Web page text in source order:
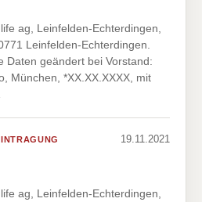
ag, Leinfelden-Echterdingen,
Leinfelden-Echterdingen.
Daten geändert bei Vorstand:
München, *XX.XX.XXXX, mit
19.11.2021
ag, Leinfelden-Echterdingen,